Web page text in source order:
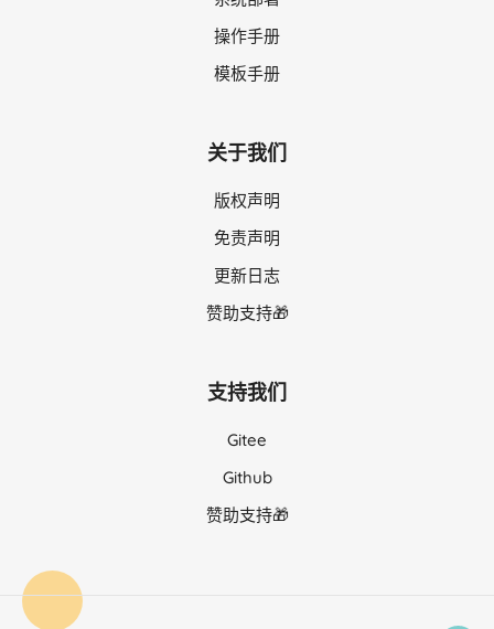
操作手册
模板手册
关于我们
版权声明
免责声明
更新日志
赞助支持🎁
支持我们
Gitee
Github
赞助支持🎁